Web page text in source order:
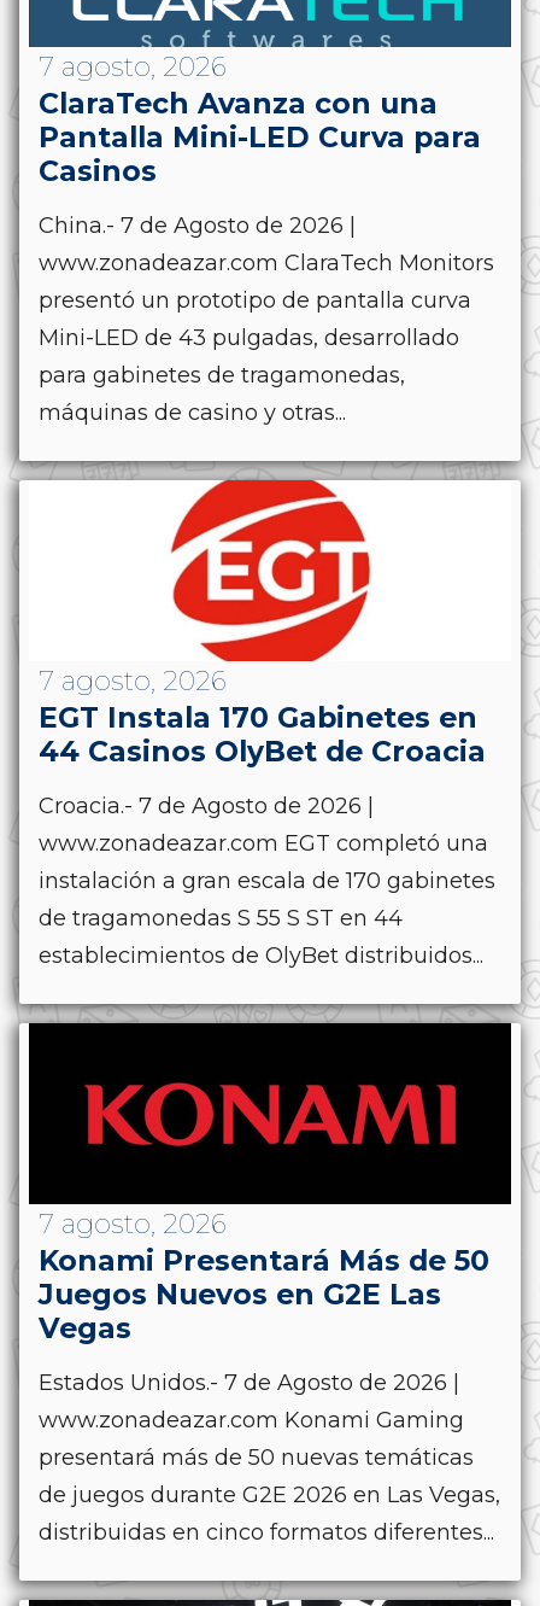
7 agosto, 2026
ClaraTech Avanza con una
Pantalla Mini-LED Curva para
Casinos
China.- 7 de Agosto de 2026 |
www.zonadeazar.com ClaraTech Monitors
presentó un prototipo de pantalla curva
Mini-LED de 43 pulgadas, desarrollado
para gabinetes de tragamonedas,
máquinas de casino y otras...
7 agosto, 2026
EGT Instala 170 Gabinetes en
44 Casinos OlyBet de Croacia
Croacia.- 7 de Agosto de 2026 |
www.zonadeazar.com EGT completó una
instalación a gran escala de 170 gabinetes
de tragamonedas S 55 S ST en 44
establecimientos de OlyBet distribuidos...
7 agosto, 2026
Konami Presentará Más de 50
Juegos Nuevos en G2E Las
Vegas
Estados Unidos.- 7 de Agosto de 2026 |
www.zonadeazar.com Konami Gaming
presentará más de 50 nuevas temáticas
de juegos durante G2E 2026 en Las Vegas,
distribuidas en cinco formatos diferentes...